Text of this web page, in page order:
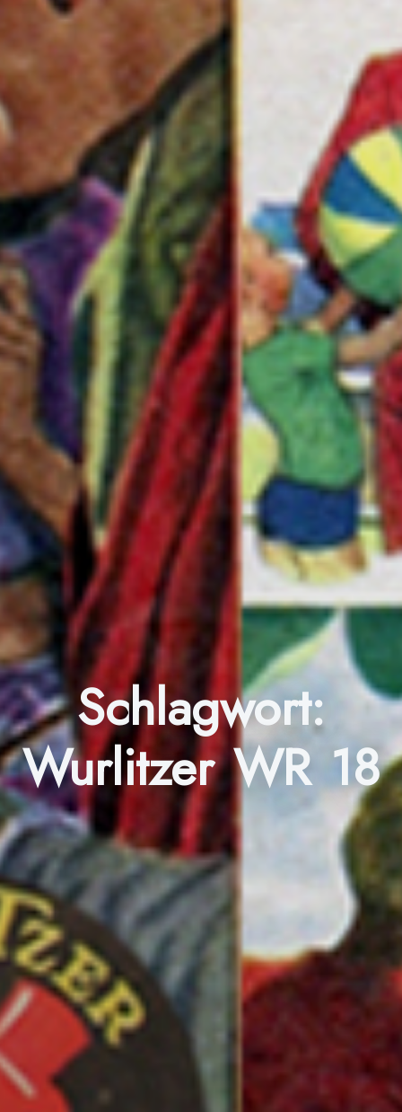
Schlagwort:
Wurlitzer WR 18